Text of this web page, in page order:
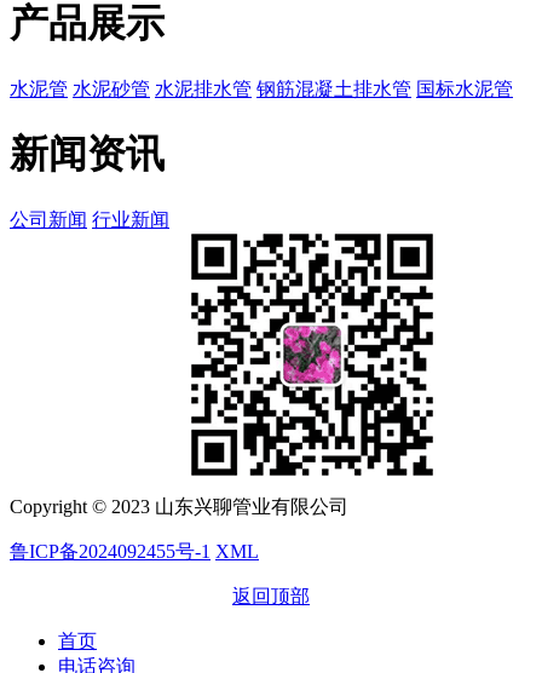
产品展示
水泥管 水泥砂管 水泥排水管 钢筋混凝土排水管 国标水泥管
新闻资讯
公司新闻 行业新闻
Copyright © 2023 山东兴聊管业有限公司
鲁ICP备2024092455号-1 XML
返回顶部
首页
电话咨询